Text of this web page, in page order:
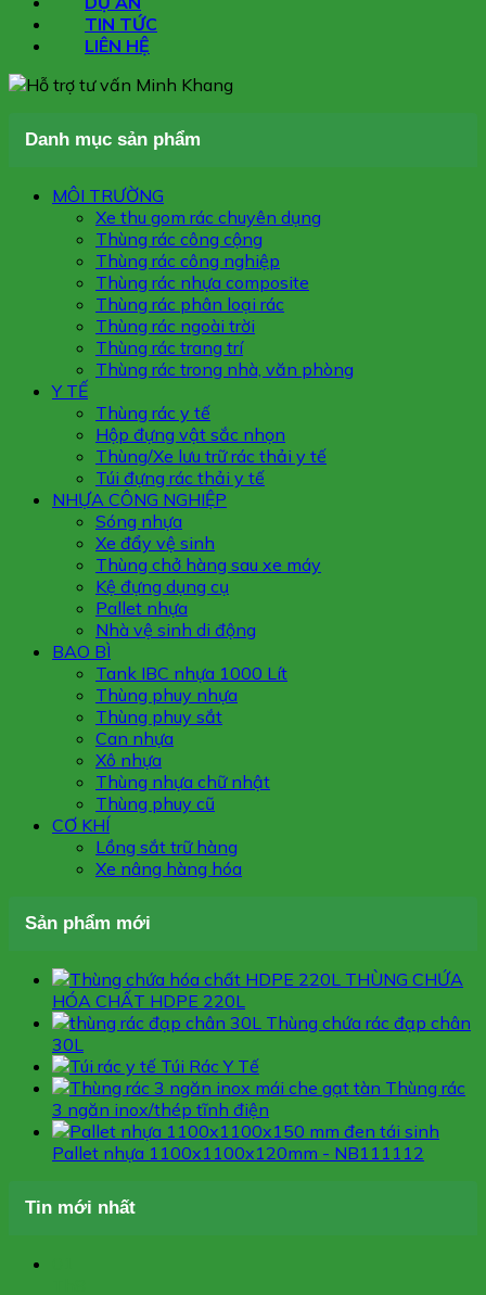
TIN TỨC
LIÊN HỆ
Danh mục sản phẩm
MÔI TRƯỜNG
Xe thu gom rác chuyên dụng
Thùng rác công cộng
Thùng rác công nghiệp
Thùng rác nhựa composite
Thùng rác phân loại rác
Thùng rác ngoài trời
Thùng rác trang trí
Thùng rác trong nhà, văn phòng
Y TẾ
Thùng rác y tế
Hộp đựng vật sắc nhọn
Thùng/Xe lưu trữ rác thải y tế
Túi đựng rác thải y tế
NHỰA CÔNG NGHIỆP
Sóng nhựa
Xe đẩy vệ sinh
Thùng chở hàng sau xe máy
Kệ đựng dụng cụ
Pallet nhựa
Nhà vệ sinh di động
BAO BÌ
Tank IBC nhựa 1000 Lít
Thùng phuy nhựa
Thùng phuy sắt
Can nhựa
Xô nhựa
Thùng nhựa chữ nhật
Thùng phuy cũ
CƠ KHÍ
Lồng sắt trữ hàng
Xe nâng hàng hóa
Sản phẩm mới
THÙNG CHỨA
HÓA CHẤT HDPE 220L
Thùng chứa rác đạp chân
30L
Túi Rác Y Tế
Thùng rác
3 ngăn inox/thép tĩnh điện
Pallet nhựa 1100x1100x120mm - NB111112
Tin mới nhất